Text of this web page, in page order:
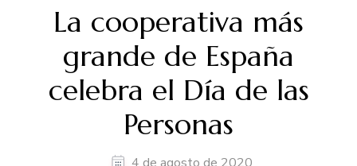
La cooperativa más
grande de España
celebra el Día de las
Personas
4 de agosto de 2020